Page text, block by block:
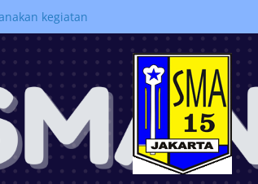
kegiatan
Sejarah Pemerintahan di
untuk Anak Sekolah”
SMAN 15 Jakarta Lolos
Tinggi Negeri Tahun
MURID
2026/2027
TAHUN AJARAN